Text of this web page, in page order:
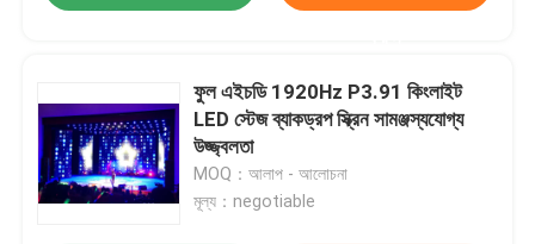
ফুল এইচডি 1920Hz P3.91 কিংলাইট
LED স্টেজ ব্যাকড্রপ স্ক্রিন সামঞ্জস্যযোগ্য
উজ্জ্বলতা
MOQ：আলাপ - আলোচনা
মূল্য：negotiable